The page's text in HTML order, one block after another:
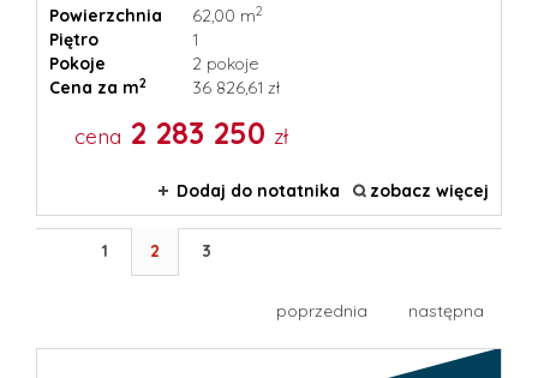
Powierzchnia
62,00 m2
Piętro
1
Pokoje
2 pokoje
Cena za m2 36 826,61 zł
cena 2 283 250 zł
Dodaj do notatnika zobacz więcej
1 2 3
poprzednia następna